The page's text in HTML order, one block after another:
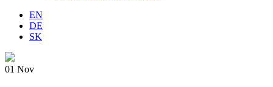
EN
DE
SK
01 Nov